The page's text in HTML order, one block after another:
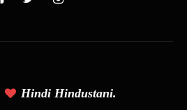
Hindi Hindustani.